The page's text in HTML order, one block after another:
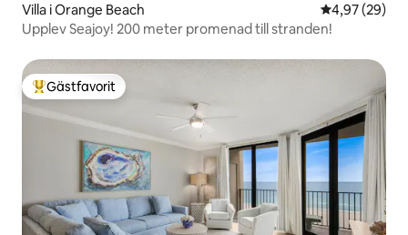
Villa i Orange Beach 4,97 av 5 i
4,97 (29)
Upplev Seajoy! 200 meter promenad till stranden!
Populär gästfavorit
Gästfavorit